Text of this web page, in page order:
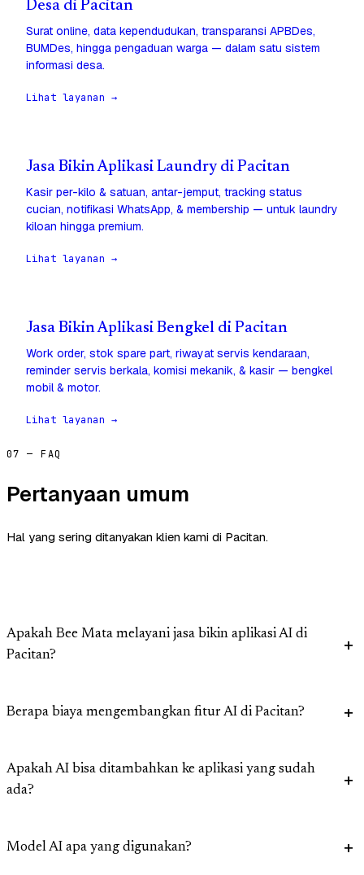
Desa di Pacitan
Surat online, data kependudukan, transparansi APBDes,
BUMDes, hingga pengaduan warga — dalam satu sistem
informasi desa.
Lihat layanan →
Jasa Bikin Aplikasi Laundry di Pacitan
Kasir per-kilo & satuan, antar-jemput, tracking status
cucian, notifikasi WhatsApp, & membership — untuk laundry
kiloan hingga premium.
Lihat layanan →
Jasa Bikin Aplikasi Bengkel di Pacitan
Work order, stok spare part, riwayat servis kendaraan,
reminder servis berkala, komisi mekanik, & kasir — bengkel
mobil & motor.
Lihat layanan →
07 — FAQ
Pertanyaan umum
Hal yang sering ditanyakan klien kami di Pacitan.
Apakah Bee Mata melayani jasa bikin aplikasi AI di
Pacitan?
Berapa biaya mengembangkan fitur AI di Pacitan?
Apakah AI bisa ditambahkan ke aplikasi yang sudah
ada?
Model AI apa yang digunakan?